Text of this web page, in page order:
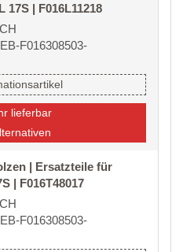
| F016L11218
F016308503-
lieferbar
| Ersatzteile für
| F016T48017
F016308503-